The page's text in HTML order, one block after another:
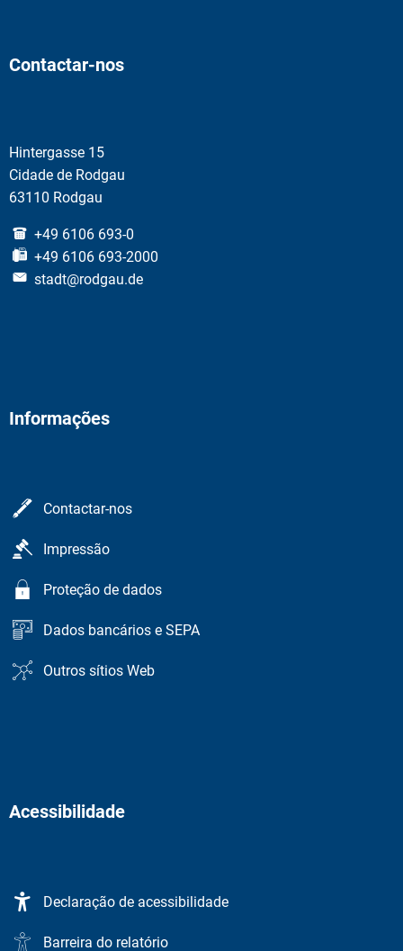
Contactar-nos
Hintergasse 15
Cidade de Rodgau
63110 Rodgau
+49 6106 693-0
+49 6106 693-2000
stadt@rodgau.de
Informações
Contactar-nos
Impressão
Proteção de dados
Dados bancários e SEPA
Outros sítios Web
Acessibilidade
Declaração de acessibilidade
Barreira do relatório